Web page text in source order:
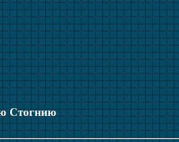
Стогнию